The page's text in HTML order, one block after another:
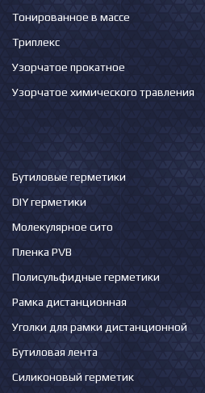
Тонированное в массе
Триплекс
Узорчатое прокатное
Узорчатое химического травления
Бутиловые герметики
DIY герметики
Молекулярное сито
Пленка PVB
Полисульфидные герметики
Рамка дистанционная
Уголки для рамки дистанционной
Бутиловая лента
Силиконовый герметик